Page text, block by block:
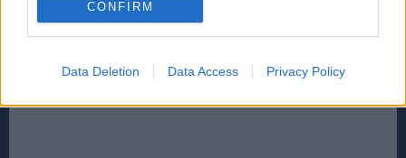
CONFIRM
Data Deletion Data Access Privacy Policy